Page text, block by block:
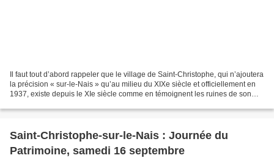
Il faut tout d’abord rappeler que le village de Saint-Christophe, qui n’ajoutera
la précision « sur-le-Nais » qu’au milieu du XIXe siècle et officiellement en
1937, existe depuis le XIe siècle comme en témoignent les ruines de son
Saint-Christophe-sur-le-Nais : Journée du
Patrimoine, samedi 16 septembre